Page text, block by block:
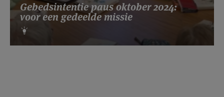
Gebedsintentie paus oktober 2024:
voor een gedeelde missie